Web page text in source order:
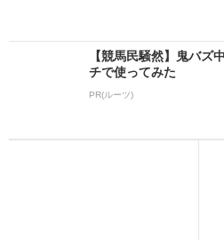
【競馬民騒然】鬼バズ
チで使ってみた
PR(ルーツ)